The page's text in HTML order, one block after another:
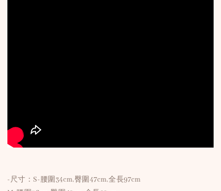
-尺寸：S-腰圍34cm,臀圍47cm,全長97cm